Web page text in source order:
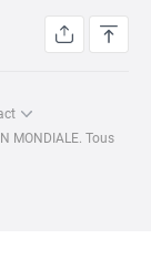
MONDIALE. Tous